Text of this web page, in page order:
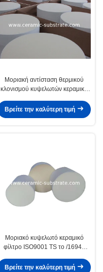
Μοριακή αντίσταση θερμικού
κλονισμού κυψελωτών κεραμική
αυτοκινήτων
Βρείτε την καλύτερη τιμή
Μοριακό κυψελωτό κεραμικό
φίλτρο ISO9001 TS το /16949
Βρείτε την καλύτερη τιμή